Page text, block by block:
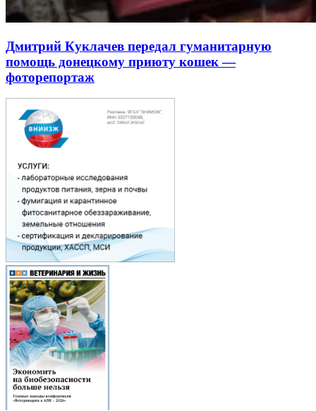
Дмитрий Куклачев передал гуманитарную
помощь донецкому приюту кошек —
фоторепортаж